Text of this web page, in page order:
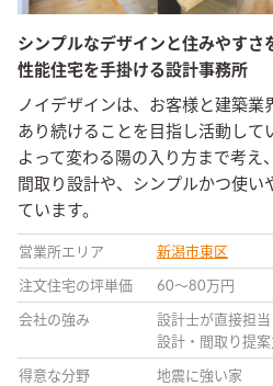
シンプルなデザインと住みやすさ
性能住宅を手掛ける設計事務所
ノイデザインは、お客様と建築業
あり続けることを目指し活動して
よって変わる陽の入り方まで考え
間取り設計や、シンプルかつ使い
ています。
営業所エリア 新潟市東区
注文住宅の坪単価 60〜80万円
会社の強み
設計士が直接担当
設計・間取り提案
得意な分野
地震に強い家